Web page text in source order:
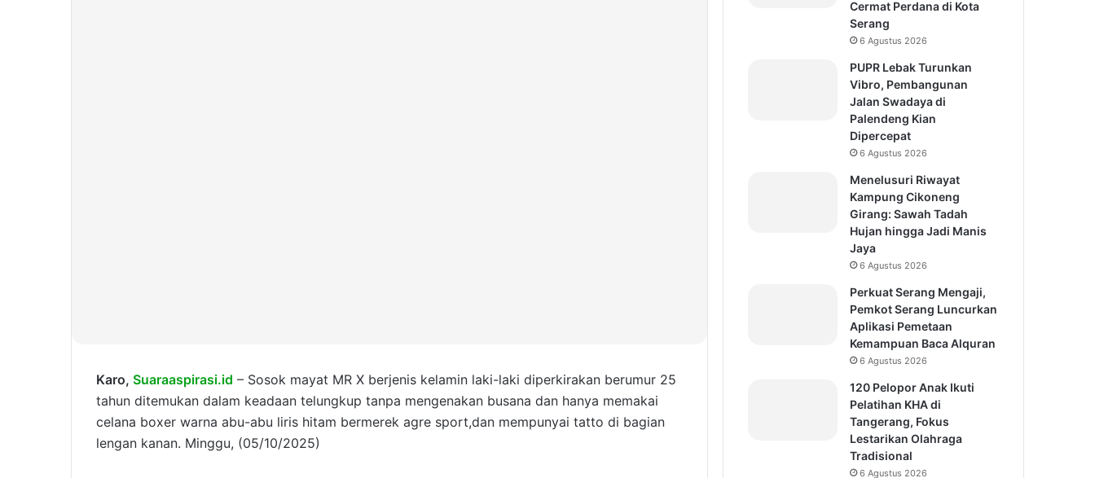
Karo, Suaraaspirasi.id – Sosok mayat MR X berjenis kelamin laki-laki diperkirakan berumur 25
tahun ditemukan dalam keadaan telungkup tanpa mengenakan busana dan hanya memakai
celana boxer warna abu-abu liris hitam bermerek agre sport,dan mempunyai tatto di bagian
lengan kanan. Minggu, (05/10/2025)
Cermat Perdana di Kota
Serang
6 Agustus 2026
PUPR Lebak Turunkan
Vibro, Pembangunan
Jalan Swadaya di
Palendeng Kian
Dipercepat
6 Agustus 2026
Menelusuri Riwayat
Kampung Cikoneng
Girang: Sawah Tadah
Hujan hingga Jadi Manis
Jaya
6 Agustus 2026
Perkuat Serang Mengaji,
Pemkot Serang Luncurkan
Aplikasi Pemetaan
Kemampuan Baca Alquran
6 Agustus 2026
120 Pelopor Anak Ikuti
Pelatihan KHA di
Tangerang, Fokus
Lestarikan Olahraga
Tradisional
6 Agustus 2026